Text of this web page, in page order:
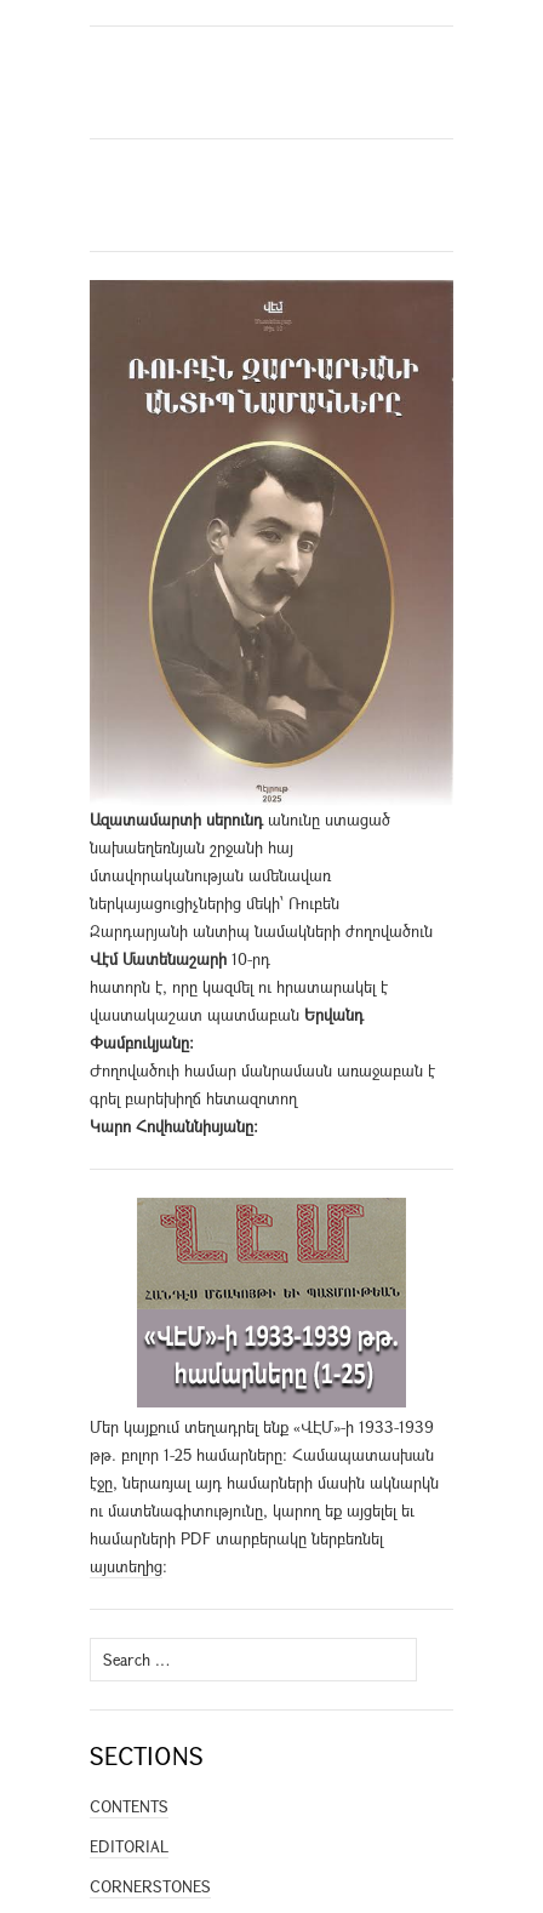
Ազատամարտի սերունդանունը ստացած
նախաեղեռնյան շրջանի հայ
մտավորականության ամենավառ
ներկայացուցիչներից մեկի՝ Ռուբեն
Զարդարյանի անտիպ նամակների ժողովածուն
Վէմ Մատենաշարի 10-րդ
հատորն է, որը կազմել ու հրատարակել է
վաստակաշատ պատմաբան Երվանդ
Փամբուկյանը։
Ժողովածուի համար մանրամասն առաջաբան է
գրել բարեխիղճ հետազոտող
Կարո Հովհաննիսյանը։
Մեր կայքում տեղադրել ենք «ՎԷՄ»-ի 1933-1939
թթ. բոլոր 1-25 համարները։ Համապատասխան
էջը, ներառյալ այդ համարների մասին ակնարկն
ու մատենագիտությունը, կարող եք այցելել եւ
համարների PDF տարբերակը ներբեռնել
այստեղից։
Search
for:
SECTIONS
CONTENTS
EDITORIAL
CORNERSTONES